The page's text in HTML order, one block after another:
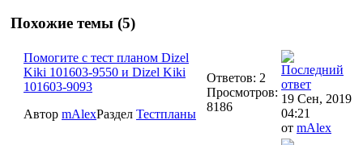
Похожие темы (5)
Помогите с тест планом Dizel
Kiki 101603-9550 и Dizel Kiki
101603-9093
Автор mAlexРаздел Тестпланы
Ответов: 2
Просмотров:
8186
19 Сен, 2019
04:21
от mAlex